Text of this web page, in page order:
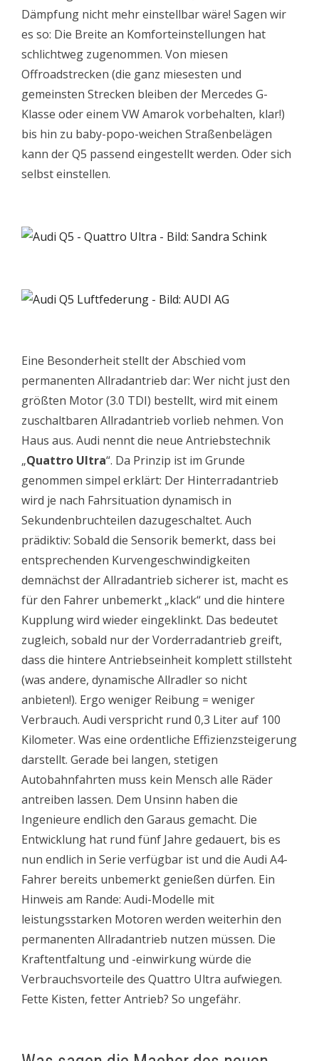
Dämpfung nicht mehr einstellbar wäre! Sagen wir
es so: Die Breite an Komforteinstellungen hat
schlichtweg zugenommen. Von miesen
Offroadstrecken (die ganz miesesten und
gemeinsten Strecken bleiben der Mercedes G-
Klasse oder einem VW Amarok vorbehalten, klar!)
bis hin zu baby-popo-weichen Straßenbelägen
kann der Q5 passend eingestellt werden. Oder sich
selbst einstellen.
Eine Besonderheit stellt der Abschied vom
permanenten Allradantrieb dar: Wer nicht just den
größten Motor (3.0 TDI) bestellt, wird mit einem
zuschaltbaren Allradantrieb vorlieb nehmen. Von
Haus aus. Audi nennt die neue Antriebstechnik
„Quattro Ultra“. Da Prinzip ist im Grunde
genommen simpel erklärt: Der Hinterradantrieb
wird je nach Fahrsituation dynamisch in
Sekundenbruchteilen dazugeschaltet. Auch
prädiktiv: Sobald die Sensorik bemerkt, dass bei
entsprechenden Kurvengeschwindigkeiten
demnächst der Allradantrieb sicherer ist, macht es
für den Fahrer unbemerkt „klack“ und die hintere
Kupplung wird wieder eingeklinkt. Das bedeutet
zugleich, sobald nur der Vorderradantrieb greift,
dass die hintere Antriebseinheit komplett stillsteht
(was andere, dynamische Allradler so nicht
anbieten!). Ergo weniger Reibung = weniger
Verbrauch. Audi verspricht rund 0,3 Liter auf 100
Kilometer. Was eine ordentliche Effizienzsteigerung
darstellt. Gerade bei langen, stetigen
Autobahnfahrten muss kein Mensch alle Räder
antreiben lassen. Dem Unsinn haben die
Ingenieure endlich den Garaus gemacht. Die
Entwicklung hat rund fünf Jahre gedauert, bis es
nun endlich in Serie verfügbar ist und die Audi A4-
Fahrer bereits unbemerkt genießen dürfen. Ein
Hinweis am Rande: Audi-Modelle mit
leistungsstarken Motoren werden weiterhin den
permanenten Allradantrieb nutzen müssen. Die
Kraftentfaltung und -einwirkung würde die
Verbrauchsvorteile des Quattro Ultra aufwiegen.
Fette Kisten, fetter Antrieb? So ungefähr.